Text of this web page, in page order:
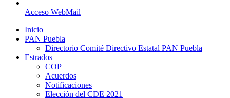
Acceso WebMail
Inicio
PAN Puebla
Directorio Comité Directivo Estatal PAN Puebla
Estrados
COP
Acuerdos
Notificaciones
Elección del CDE 2021